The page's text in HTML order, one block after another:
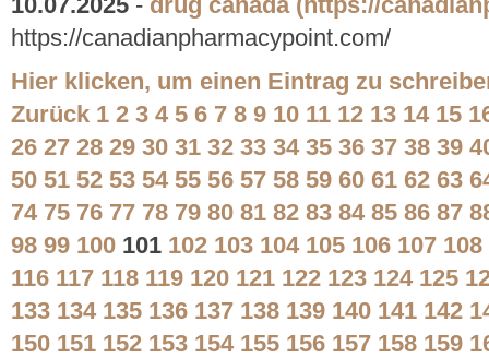
10.07.2025 - drug canada (https://
https://canadianpharmacypoint.com/
Hier klicken, um einen Eintrag zu
Zurück 1 2 3 4 5 6 7 8 9 10 11 12 13 14 15
26 27 28 29 30 31 32 33 34 35 36 37 38 39
50 51 52 53 54 55 56 57 58 59 60 61 62 63
74 75 76 77 78 79 80 81 82 83 84 85 86 87
98 99 100 101 102 103 104 105 106 107 108
116 117 118 119 120 121 122 123 124 125
133 134 135 136 137 138 139 140 141 142
150 151 152 153 154 155 156 157 158 159